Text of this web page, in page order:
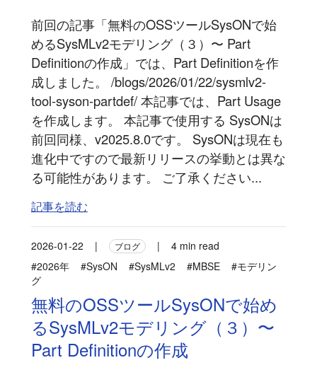
前回の記事「無料のOSSツールSysONで始
めるSysMLv2モデリング（３）〜 Part
Definitionの作成」では、Part Definitionを作
成しました。 /blogs/2026/01/22/sysmlv2-
tool-syson-partdef/ 本記事では、Part Usage
を作成します。 本記事で使用する SysONは
前回同様、v2025.8.0です。 SysONは現在も
進化中ですので最新リリースの挙動とは異な
る可能性があります。 ご了承ください...
記事を読む
2026-01-22 | ブログ |
4 min read
#2026年
#SysON #SysMLv2 #MBSE
#モデリン
グ
無料のOSSツールSysONで始め
るSysMLv2モデリング（３）〜
Part Definitionの作成